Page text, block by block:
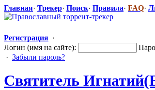
Главная· Трекер· Поиск· Правила· FAQ·
Регистрация ·
Логин (имя на сайте):
· Забыли пароль?
Святитель